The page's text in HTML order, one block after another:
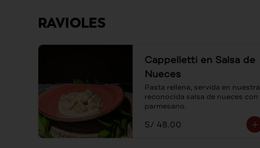
RAVIOLES
Cappelletti en Salsa de
Nueces
Pasta rellena, servida en nuestra
reconocida salsa de nueces con
parmesano.
S/ 48.00